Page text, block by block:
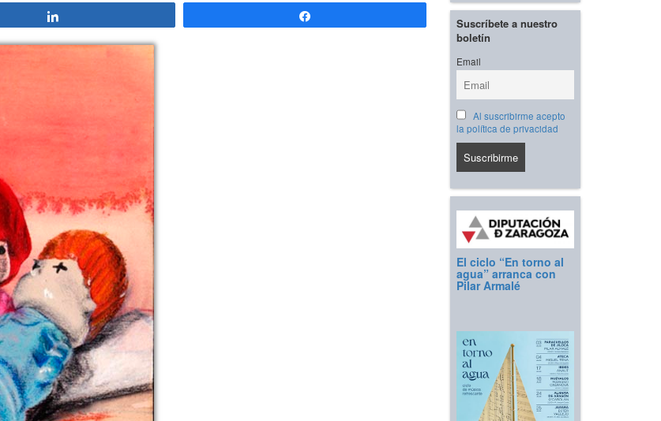
Suscríbete a nuestro
boletín
Email
Al suscribirme acepto
la política de privacidad
El ciclo “En torno al
agua” arranca con
Pilar Armalé